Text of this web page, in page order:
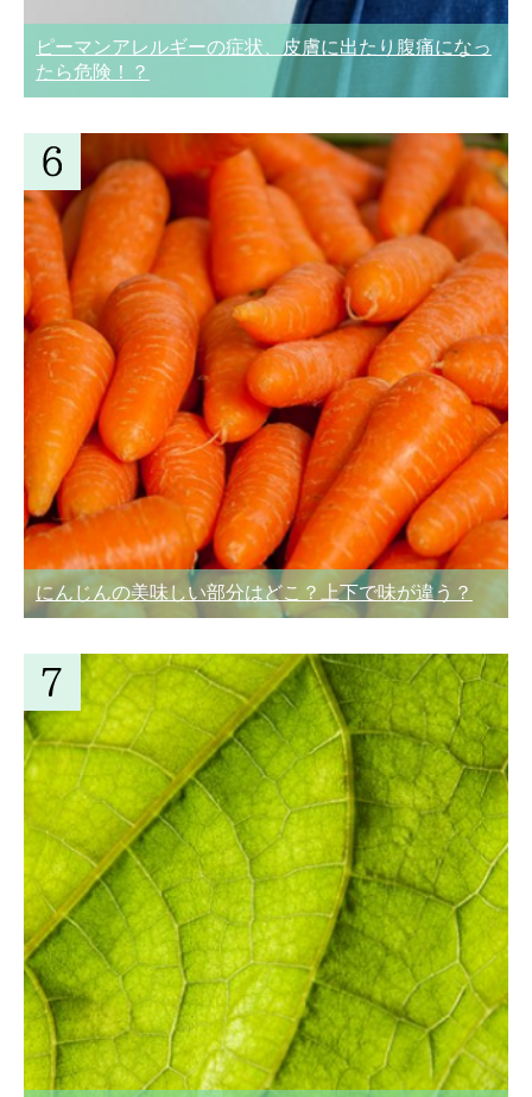
ピーマンアレルギーの症状、皮膚に出たり腹痛になっ
たら危険！？
にんじんの美味しい部分はどこ？上下で味が違う？